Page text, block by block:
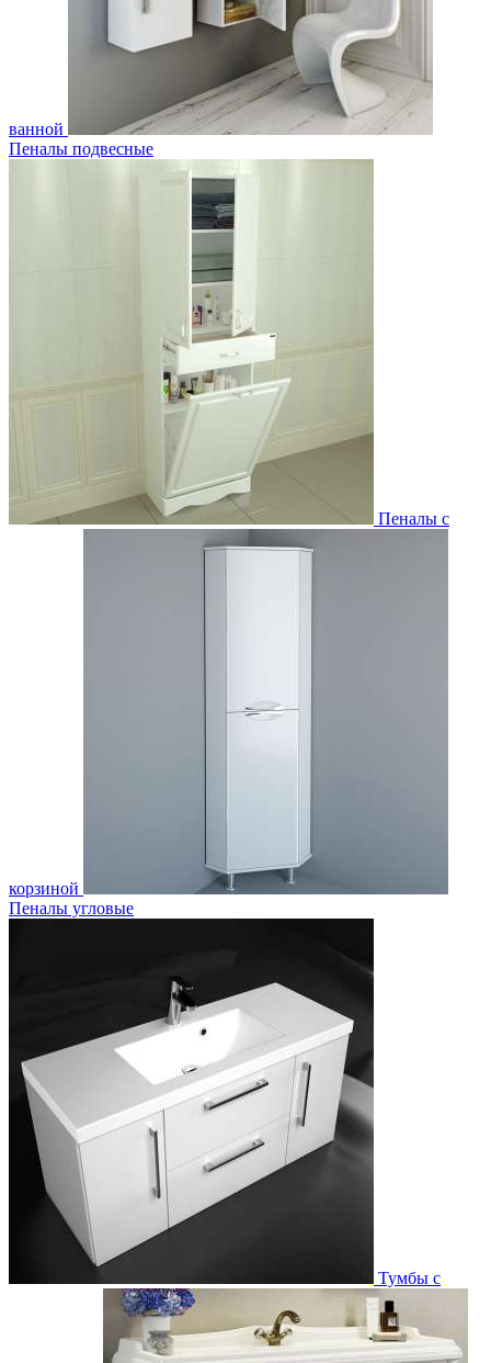
ванной
Пеналы подвесные
Пеналы с
корзиной
Пеналы угловые
Тумбы с